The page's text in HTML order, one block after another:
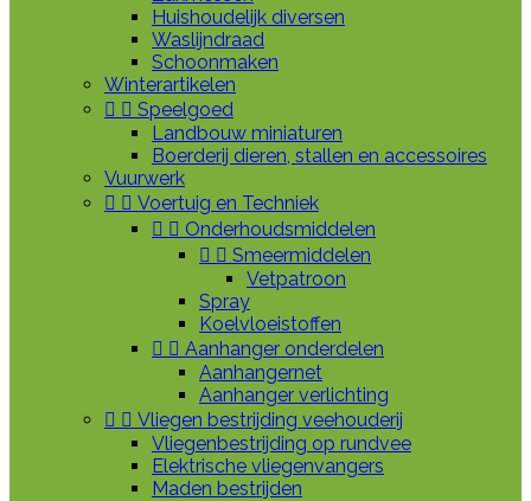
Huishoudelijk diversen
Waslijndraad
Schoonmaken
Winterartikelen
  Speelgoed
Landbouw miniaturen
Boerderij dieren, stallen en accessoires
Vuurwerk
  Voertuig en Techniek
  Onderhoudsmiddelen
  Smeermiddelen
Vetpatroon
Spray
Koelvloeistoffen
  Aanhanger onderdelen
Aanhangernet
Aanhanger verlichting
  Vliegen bestrijding veehouderij
Vliegenbestrijding op rundvee
Elektrische vliegenvangers
Maden bestrijden